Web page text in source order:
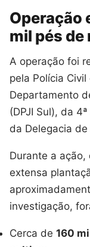
Operação
mil pés de
A operação foi
pela Polícia
Departamento
(DPJI Sul), da
da Delegacia
Durante a ação,
extensa
investigação,
Cerca de 160